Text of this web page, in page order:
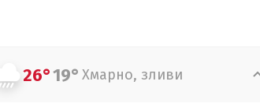
26°19° Хмарно, зливи